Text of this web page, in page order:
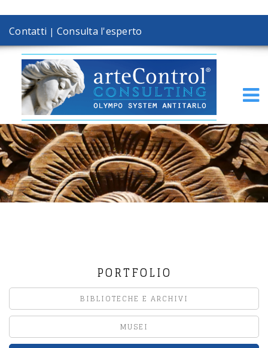
Contatti | Consulta l'esperto
PORTFOLIO
BIBLIOTECHE E ARCHIVI
MUSEI